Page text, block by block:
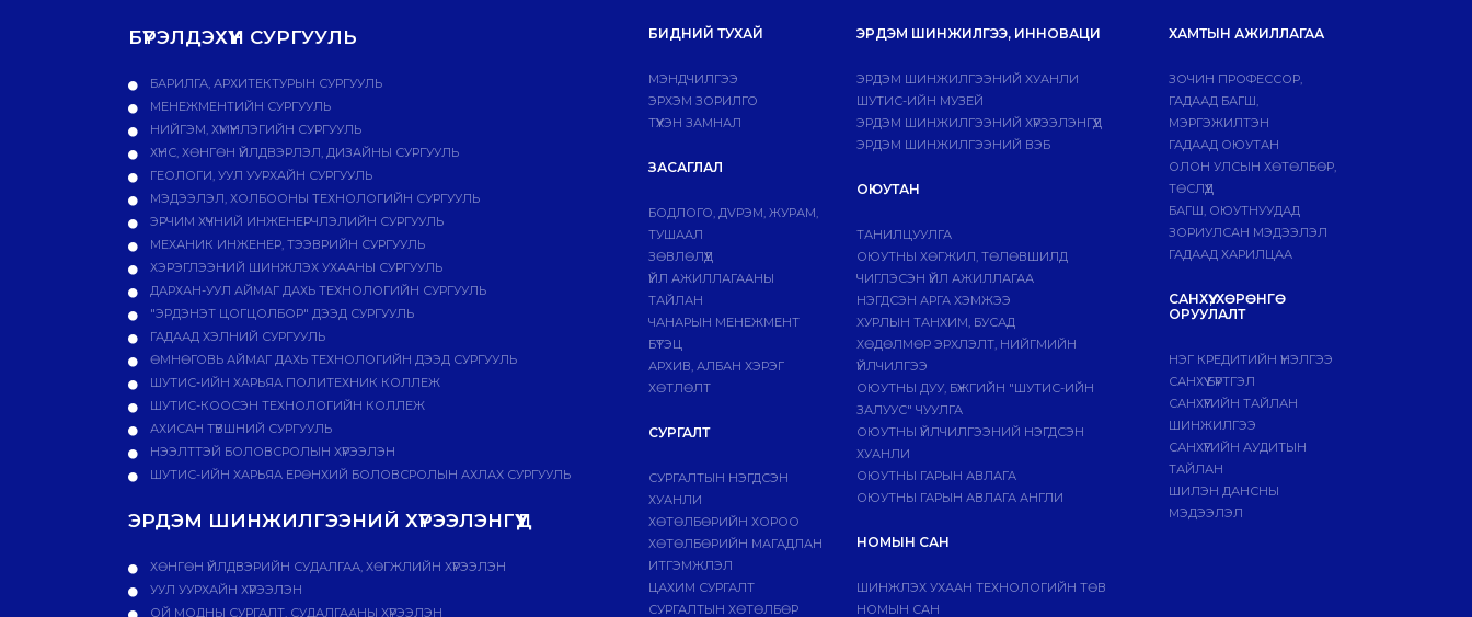
БҮРЭЛДЭХҮҮН СУРГУУЛЬ
БАРИЛГА, АРХИТЕКТУРЫН СУРГУУЛЬ
МЕНЕЖМЕНТИЙН СУРГУУЛЬ
НИЙГЭМ, ХҮМҮҮНЛЭГИЙН СУРГУУЛЬ
ХҮНС, ХӨНГӨН ҮЙЛДВЭРЛЭЛ, ДИЗАЙНЫ СУРГУУЛЬ
ГЕОЛОГИ, УУЛ УУРХАЙН СУРГУУЛЬ
МЭДЭЭЛЭЛ, ХОЛБООНЫ ТЕХНОЛОГИЙН СУРГУУЛЬ
ЭРЧИМ ХҮЧНИЙ ИНЖЕНЕРЧЛЭЛИЙН СУРГУУЛЬ
МЕХАНИК ИНЖЕНЕР, ТЭЭВРИЙН СУРГУУЛЬ
ХЭРЭГЛЭЭНИЙ ШИНЖЛЭХ УХААНЫ СУРГУУЛЬ
ДАРХАН-УУЛ АЙМАГ ДАХЬ ТЕХНОЛОГИЙН СУРГУУЛЬ
"ЭРДЭНЭТ ЦОГЦОЛБОР" ДЭЭД СУРГУУЛЬ
ГАДААД ХЭЛНИЙ СУРГУУЛЬ
ӨМНӨГОВЬ АЙМАГ ДАХЬ ТЕХНОЛОГИЙН ДЭЭД СУРГУУЛЬ
ШУТИС-ИЙН ХАРЬЯА ПОЛИТЕХНИК КОЛЛЕЖ
ШУТИС-КООСЭН ТЕХНОЛОГИЙН КОЛЛЕЖ
АХИСАН ТҮВШНИЙ СУРГУУЛЬ
НЭЭЛТТЭЙ БОЛОВСРОЛЫН ХҮРЭЭЛЭН
ШУТИС-ИЙН ХАРЬЯА ЕРӨНХИЙ БОЛОВСРОЛЫН АХЛАХ СУРГУУЛЬ
ЭРДЭМ ШИНЖИЛГЭЭНИЙ ХҮРЭЭЛЭНГҮҮД
ХӨНГӨН ҮЙЛДВЭРИЙН СУДАЛГАА, ХӨГЖЛИЙН ХҮРЭЭЛЭН
УУЛ УУРХАЙН ХҮРЭЭЛЭН
ОЙ МОДНЫ СУРГАЛТ, СУДАЛГААНЫ ХҮРЭЭЛЭН
БИДНИЙ ТУХАЙ
МЭНДЧИЛГЭЭ
ЭРХЭМ ЗОРИЛГО
ТҮҮХЭН ЗАМНАЛ
ЗАСАГЛАЛ
БОДЛОГО, ДVРЭМ, ЖУРАМ,
ТУШААЛ
ЗӨВЛӨЛҮҮД
ҮЙЛ АЖИЛЛАГААНЫ
ТАЙЛАН
ЧАНАРЫН МЕНЕЖМЕНТ
БҮТЭЦ
АРХИВ, АЛБАН ХЭРЭГ
ХӨТЛӨЛТ
СУРГАЛТ
СУРГАЛТЫН НЭГДСЭН
ХУАНЛИ
ХӨТӨЛБӨРИЙН ХОРОО
ХӨТӨЛБӨРИЙН МАГАДЛАН
ИТГЭМЖЛЭЛ
ЦАХИМ СУРГАЛТ
СУРГАЛТЫН ХӨТӨЛБӨР
ЭРДЭМ ШИНЖИЛГЭЭ, ИННОВАЦИ
ЭРДЭМ ШИНЖИЛГЭЭНИЙ ХУАНЛИ
ШУТИС-ИЙН МУЗЕЙ
ЭРДЭМ ШИНЖИЛГЭЭНИЙ ХҮРЭЭЛЭНГҮҮД
ЭРДЭМ ШИНЖИЛГЭЭНИЙ ВЭБ
ОЮУТАН
ТАНИЛЦУУЛГА
ОЮУТНЫ ХӨГЖИЛ, ТӨЛӨВШИЛД
ЧИГЛЭСЭН ҮЙЛ АЖИЛЛАГАА
НЭГДСЭН АРГА ХЭМЖЭЭ
ХУРЛЫН ТАНХИМ, БУСАД
ХӨДӨЛМӨР ЭРХЛЭЛТ, НИЙГМИЙН
ҮЙЛЧИЛГЭЭ
ОЮУТНЫ ДУУ, БҮЖГИЙН "ШУТИС-ИЙН
ЗАЛУУС" ЧУУЛГА
ОЮУТНЫ ҮЙЛЧИЛГЭЭНИЙ НЭГДСЭН
ХУАНЛИ
ОЮУТНЫ ГАРЫН АВЛАГА
ОЮУТНЫ ГАРЫН АВЛАГА АНГЛИ
НОМЫН САН
ШИНЖЛЭХ УХААН ТЕХНОЛОГИЙН ТӨВ
НОМЫН САН
ХАМТЫН АЖИЛЛАГАА
ЗОЧИН ПРОФЕССОР,
ГАДААД БАГШ,
МЭРГЭЖИЛТЭН
ГАДААД ОЮУТАН
ОЛОН УЛСЫН ХӨТӨЛБӨР,
ТӨСЛҮҮД
БАГШ, ОЮУТНУУДАД
ЗОРИУЛСАН МЭДЭЭЛЭЛ
ГАДААД ХАРИЛЦАА
САНХҮҮ, ХӨРӨНГӨ
ОРУУЛАЛТ
НЭГ КРЕДИТИЙН ҮНЭЛГЭЭ
САНХҮҮ БҮРТГЭЛ
САНХҮҮГИЙН ТАЙЛАН
ШИНЖИЛГЭЭ
САНХҮҮГИЙН АУДИТЫН
ТАЙЛАН
ШИЛЭН ДАНСНЫ
МЭДЭЭЛЭЛ